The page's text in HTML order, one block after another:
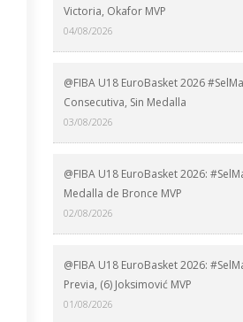
Victoria, Okafor MVP
04/08/2026
@FIBA U18 EuroBasket 2026
Consecutiva, Sin Medalla
03/08/2026
@FIBA U18 EuroBasket 2026:
Medalla de Bronce MVP
02/08/2026
@FIBA U18 EuroBasket 2026:
Previa, (6) Joksimović MVP
01/08/2026